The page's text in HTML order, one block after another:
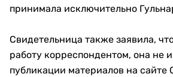
принимала исключительно
Свидетельница также заявила,
работу корреспондентом, она не
публикации материалов на сайте